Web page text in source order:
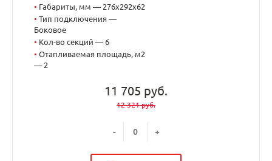
• Габариты, мм — 276x292x62
• Тип подключения —
Боковое
• Кол-во секций — 6
• Отапливаемая площадь, м2
— 2
11 705 руб.
12 321 руб.
- +